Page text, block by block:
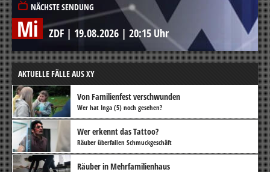
NÄCHSTE SENDUNG
Mi ZDF | 19.08.2026 | 20:15 Uhr
AKTUELLE FÄLLE AUS XY
Von Familienfest verschwunden
Wer hat Inga (5) noch gesehen?
Wer erkennt das Tattoo?
Räuber überfallen Schmuckgeschäft
Räuber in Mehrfamilienhaus